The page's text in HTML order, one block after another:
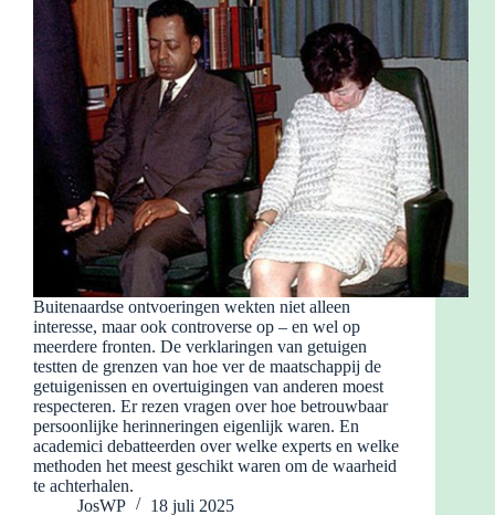
Buitenaardse ontvoeringen wekten niet alleen
interesse, maar ook controverse op – en wel op
meerdere fronten. De verklaringen van getuigen
testten de grenzen van hoe ver de maatschappij de
getuigenissen en overtuigingen van anderen moest
respecteren. Er rezen vragen over hoe betrouwbaar
persoonlijke herinneringen eigenlijk waren. En
academici debatteerden over welke experts en welke
methoden het meest geschikt waren om de waarheid
te achterhalen.
JosWP
18 juli 2025